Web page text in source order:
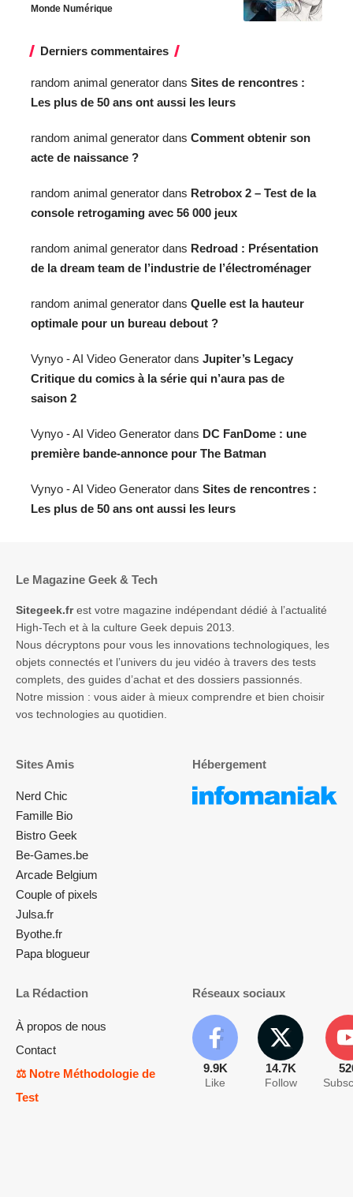
Monde Numérique
Derniers commentaires
random animal generator dans Sites de rencontres :
Les plus de 50 ans ont aussi les leurs
random animal generator dans Comment obtenir son
acte de naissance ?
random animal generator dans Retrobox 2 – Test de la
console retrogaming avec 56 000 jeux
random animal generator dans Redroad : Présentation
de la dream team de l’industrie de l’électroménager
random animal generator dans Quelle est la hauteur
optimale pour un bureau debout ?
Vynyo - AI Video Generator dans Jupiter’s Legacy
Critique du comics à la série qui n’aura pas de
saison 2
Vynyo - AI Video Generator dans DC FanDome : une
première bande-annonce pour The Batman
Vynyo - AI Video Generator dans Sites de rencontres :
Les plus de 50 ans ont aussi les leurs
Le Magazine Geek & Tech
Sitegeek.frest votre magazine indépendant dédié à l’actualité
High-Tech et à la culture Geek depuis 2013.
Nous décryptons pour vous les innovations technologiques, les
objets connectés et l’univers du jeu vidéo à travers des tests
complets, des guides d’achat et des dossiers passionnés.
Notre mission : vous aider à mieux comprendre et bien choisir
vos technologies au quotidien.
Sites Amis
Nerd Chic
Famille Bio
Bistro Geek
Be-Games.be
Arcade Belgium
Couple of pixels
Julsa.fr
Byothe.fr
Papa blogueur
Hébergement
La Rédaction
À propos de nous
Contact
⚖️ Notre Méthodologie de
Test
Réseaux sociaux
9.9K
Like
14.7K
Follow